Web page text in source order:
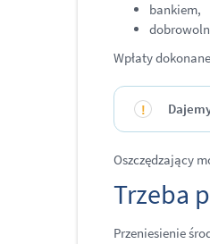
bankiem,
Wpłaty
Oszczędzający
Trzeba
Przeniesienie